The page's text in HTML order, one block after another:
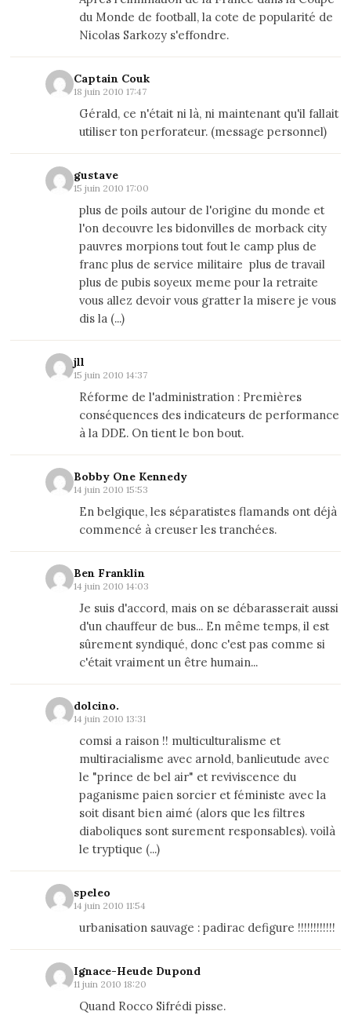
du Monde de football, la cote de popularité de
Nicolas Sarkozy s'effondre.
Captain Couk
18 juin 2010 17:47
Gérald, ce n'était ni là, ni maintenant qu'il fallait
utiliser ton perforateur. (message personnel)
gustave
15 juin 2010 17:00
plus de poils autour de l'origine du monde et
l'on decouvre les bidonvilles de morback city
pauvres morpions tout fout le camp plus de
franc plus de service militaire plus de travail
plus de pubis soyeux meme pour la retraite
vous allez devoir vous gratter la misere je vous
dis la (...)
jll
15 juin 2010 14:37
Réforme de l'administration : Premières
conséquences des indicateurs de performance
à la DDE. On tient le bon bout.
Bobby One Kennedy
14 juin 2010 15:53
En belgique, les séparatistes flamands ont déjà
commencé à creuser les tranchées.
Ben Franklin
14 juin 2010 14:03
Je suis d'accord, mais on se débarasserait aussi
d'un chauffeur de bus... En même temps, il est
sûrement syndiqué, donc c'est pas comme si
c'était vraiment un être humain...
dolcino.
14 juin 2010 13:31
comsi a raison !! multiculturalisme et
multiracialisme avec arnold, banlieutude avec
le "prince de bel air" et reviviscence du
paganisme paien sorcier et féministe avec la
soit disant bien aimé (alors que les filtres
diaboliques sont surement responsables). voilà
le tryptique (...)
speleo
14 juin 2010 11:54
urbanisation sauvage : padirac defigure !!!!!!!!!!!!
Ignace-Heude Dupond
11 juin 2010 18:20
Quand Rocco Sifrédi pisse.